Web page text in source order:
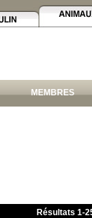
MEMBRES
Résultats 1-